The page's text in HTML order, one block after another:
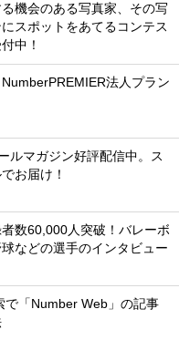
機会のある写真家、その写
スポットをあてるコンテス
中！
NumberPREMIER法人プラン
ルマガジン好評配信中。ス
お届け！
数60,000人突破！バレーボ
などの選手のインタビュー
で「Number Web」の記事